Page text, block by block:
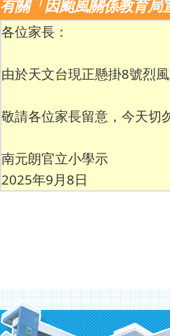
有關「因颱風關係教育局
各位家長：
由於天文台現正懸掛8號烈
敬請各位家長留意，今天切
南元朗官立小學示
2025年9月8日